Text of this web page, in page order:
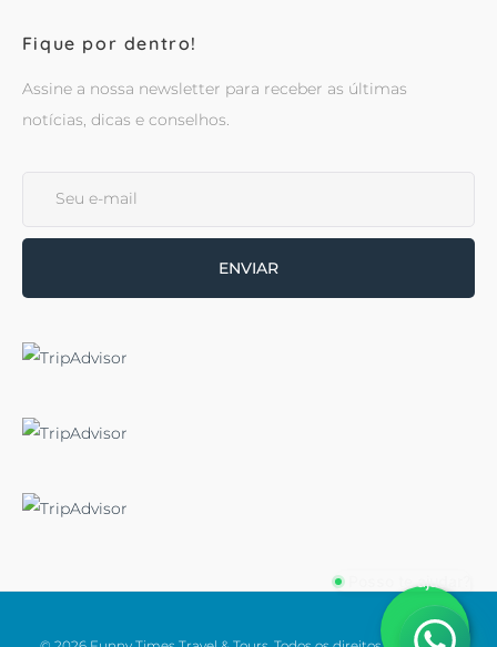
Fique por dentro!
Assine a nossa newsletter para receber as últimas
notícias, dicas e conselhos.
ENVIAR